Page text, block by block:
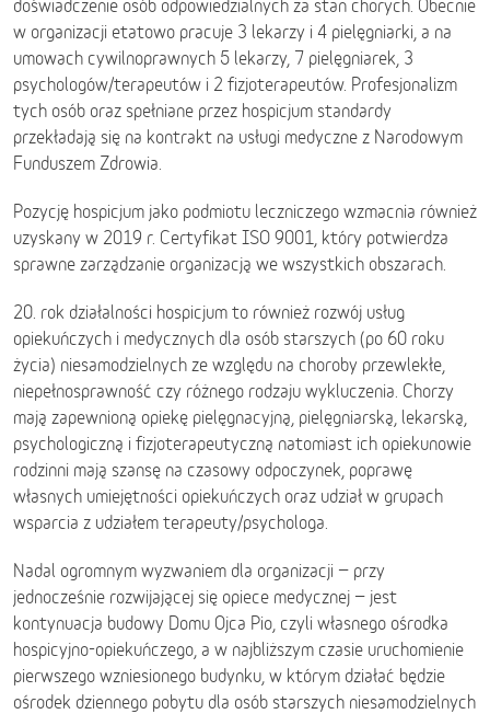
doświadczenie osób odpowiedzialnych za stan chorych. Obecnie
w organizacji etatowo pracuje 3 lekarzy i 4 pielęgniarki, a na
umowach cywilnoprawnych 5 lekarzy, 7 pielęgniarek, 3
psychologów/terapeutów i 2 fizjoterapeutów. Profesjonalizm
tych osób oraz spełniane przez hospicjum standardy
przekładają się na kontrakt na usługi medyczne z Narodowym
Funduszem Zdrowia.
Pozycję hospicjum jako podmiotu leczniczego wzmacnia również
uzyskany w 2019 r. Certyfikat ISO 9001, który potwierdza
sprawne zarządzanie organizacją we wszystkich obszarach.
20. rok działalności hospicjum to również rozwój usług
opiekuńczych i medycznych dla osób starszych (po 60 roku
życia) niesamodzielnych ze względu na choroby przewlekłe,
niepełnosprawność czy różnego rodzaju wykluczenia. Chorzy
mają zapewnioną opiekę pielęgnacyjną, pielęgniarską, lekarską,
psychologiczną i fizjoterapeutyczną natomiast ich opiekunowie
rodzinni mają szansę na czasowy odpoczynek, poprawę
własnych umiejętności opiekuńczych oraz udział w grupach
wsparcia z udziałem terapeuty/psychologa.
Nadal ogromnym wyzwaniem dla organizacji − przy
jednocześnie rozwijającej się opiece medycznej − jest
kontynuacja budowy Domu Ojca Pio, czyli własnego ośrodka
hospicyjno-opiekuńczego, a w najbliższym czasie uruchomienie
pierwszego wzniesionego budynku, w którym działać będzie
ośrodek dziennego pobytu dla osób starszych niesamodzielnych